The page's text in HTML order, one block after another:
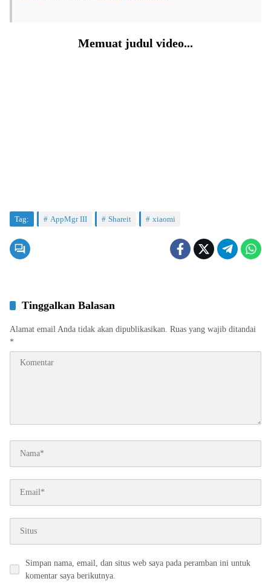
Memuat judul video...
Tag: AppMgr III Shareit xiaomi
Tinggalkan Balasan
Alamat email Anda tidak akan dipublikasikan. Ruas yang wajib ditandai
*
Simpan nama, email, dan situs web saya pada peramban ini untuk
komentar saya berikutnya.